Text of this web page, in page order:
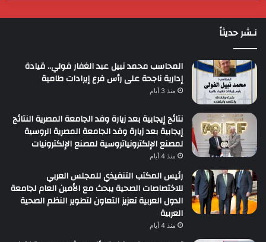
نـشر حديثاً
المحاسب محمد نبيل عبد الغفار فولي.. قيادة
إدارية ناجحة على رأس فرع إيرادات طامية
منذ 3 أيام
نتائج إيجابية بعد زيارة وفد الجامعة المصرية النتائج
إيجابية بعد زيارة وفد الجامعة المصرية الروسية
لمصنع الإلكترونياتروسية لمصنع الإلكترونيات
منذ 4 أيام
رئيس المكتب التنفيذي للمجلس العربي
للاختصاصات الصحية يبحث مع الأمين العام لجامعة
الدول العربية تعزيز التعاون لتطوير النظم الصحية
العربية
منذ 4 أيام